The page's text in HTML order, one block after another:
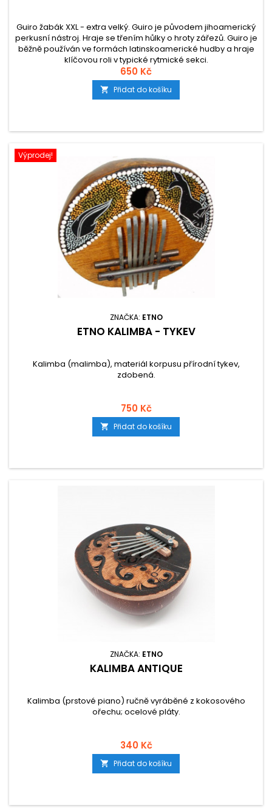
Guiro žabák XXL - extra velký. Guiro je původem jihoamerický
perkusní nástroj. Hraje se třením hůlky o hroty zářezů. Guiro je
běžně používán ve formách latinskoamerické hudby a hraje
klíčovou roli v typické rytmické sekci.
650 Kč
 Přidat do košíku
Výprodej!
ZNAČKA: ETNO
ETNO KALIMBA - TYKEV
Kalimba (malimba), materiál korpusu přírodní tykev,
zdobená.
750 Kč
 Přidat do košíku
ZNAČKA: ETNO
KALIMBA ANTIQUE
Kalimba (prstové piano) ručně vyráběné z kokosového
ořechu; ocelové pláty.
340 Kč
 Přidat do košíku